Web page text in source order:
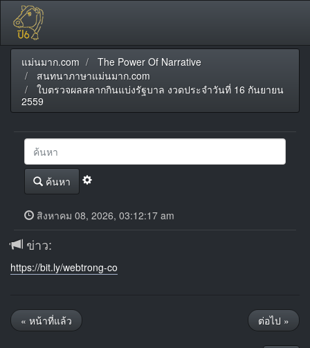
แม่นมาก.com
The Power Of Narrative
สนทนาภาษาแม่นมาก.com
ใบตรวจผลสลากกินแบ่งรัฐบาล งวดประจำวันที่ 16 กันยายน
2559
ค้นหา
สิงหาคม 08, 2026, 03:12:17 am
ข่าว:
https://bit.ly/webtrong-co
« หน้าที่แล้ว ต่อไป »